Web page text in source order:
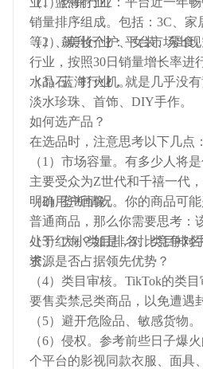
销量排序组成。包括：3C、家
等）、美妆个护、女装、零食
（2）飙升行业：平台市场出
行业，按照30日销量增长率进
水晶石、打火机。
（3）蓝海行业，就是几乎没
淡水珍珠、首饰、DIY手作。
如何选产品？
在选品时，注意思考以下几点：
（1）市场容量。有多少人将
主要受众为Z世代和千禧一代
明确用户画像。
（2）垄断情况。你的商品可
普通商品，那么你需要思考：
处于红海？如是，对比竞争对
资源是否占据领先优势？
（3）大小类目排名。类目排
求。
（4）类目审核。TikTok的类
要售卖禁忌类商品，以免遭遇
（5）避开危险品、敏感货物。
（6）侵权。参考前些日子爆
个平台的影视同款衣服、面具